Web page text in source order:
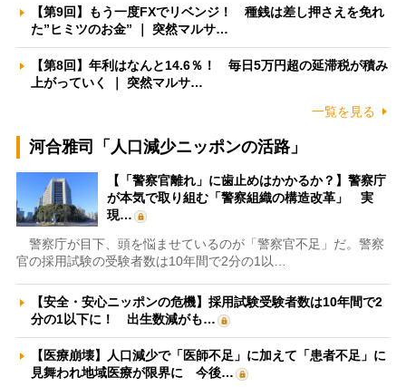
【第9回】もう一度FXでリベンジ！ 種銭は差し押さえを免れ
た”ヒミツのお金” ｜ 突然マルサ…
【第8回】年利はなんと14.6％！ 毎日5万円超の延滞税が積み
上がっていく ｜ 突然マルサ…
一覧を見る
河合雅司「人口減少ニッポンの活路」
【「警察官離れ」に歯止めはかかるか？】警察庁
が本気で取り組む「警察組織の構造改革」 実
現…
警察庁が目下、頭を悩ませているのが「警察官不足」だ。警察
官の採用試験の受験者数は10年間で2分の1以…
【安全・安心ニッポンの危機】採用試験受験者数は10年間で2
分の1以下に！ 出生数減がも…
【医療崩壊】人口減少で「医師不足」に加えて「患者不足」に
見舞われ地域医療が限界に 今後…